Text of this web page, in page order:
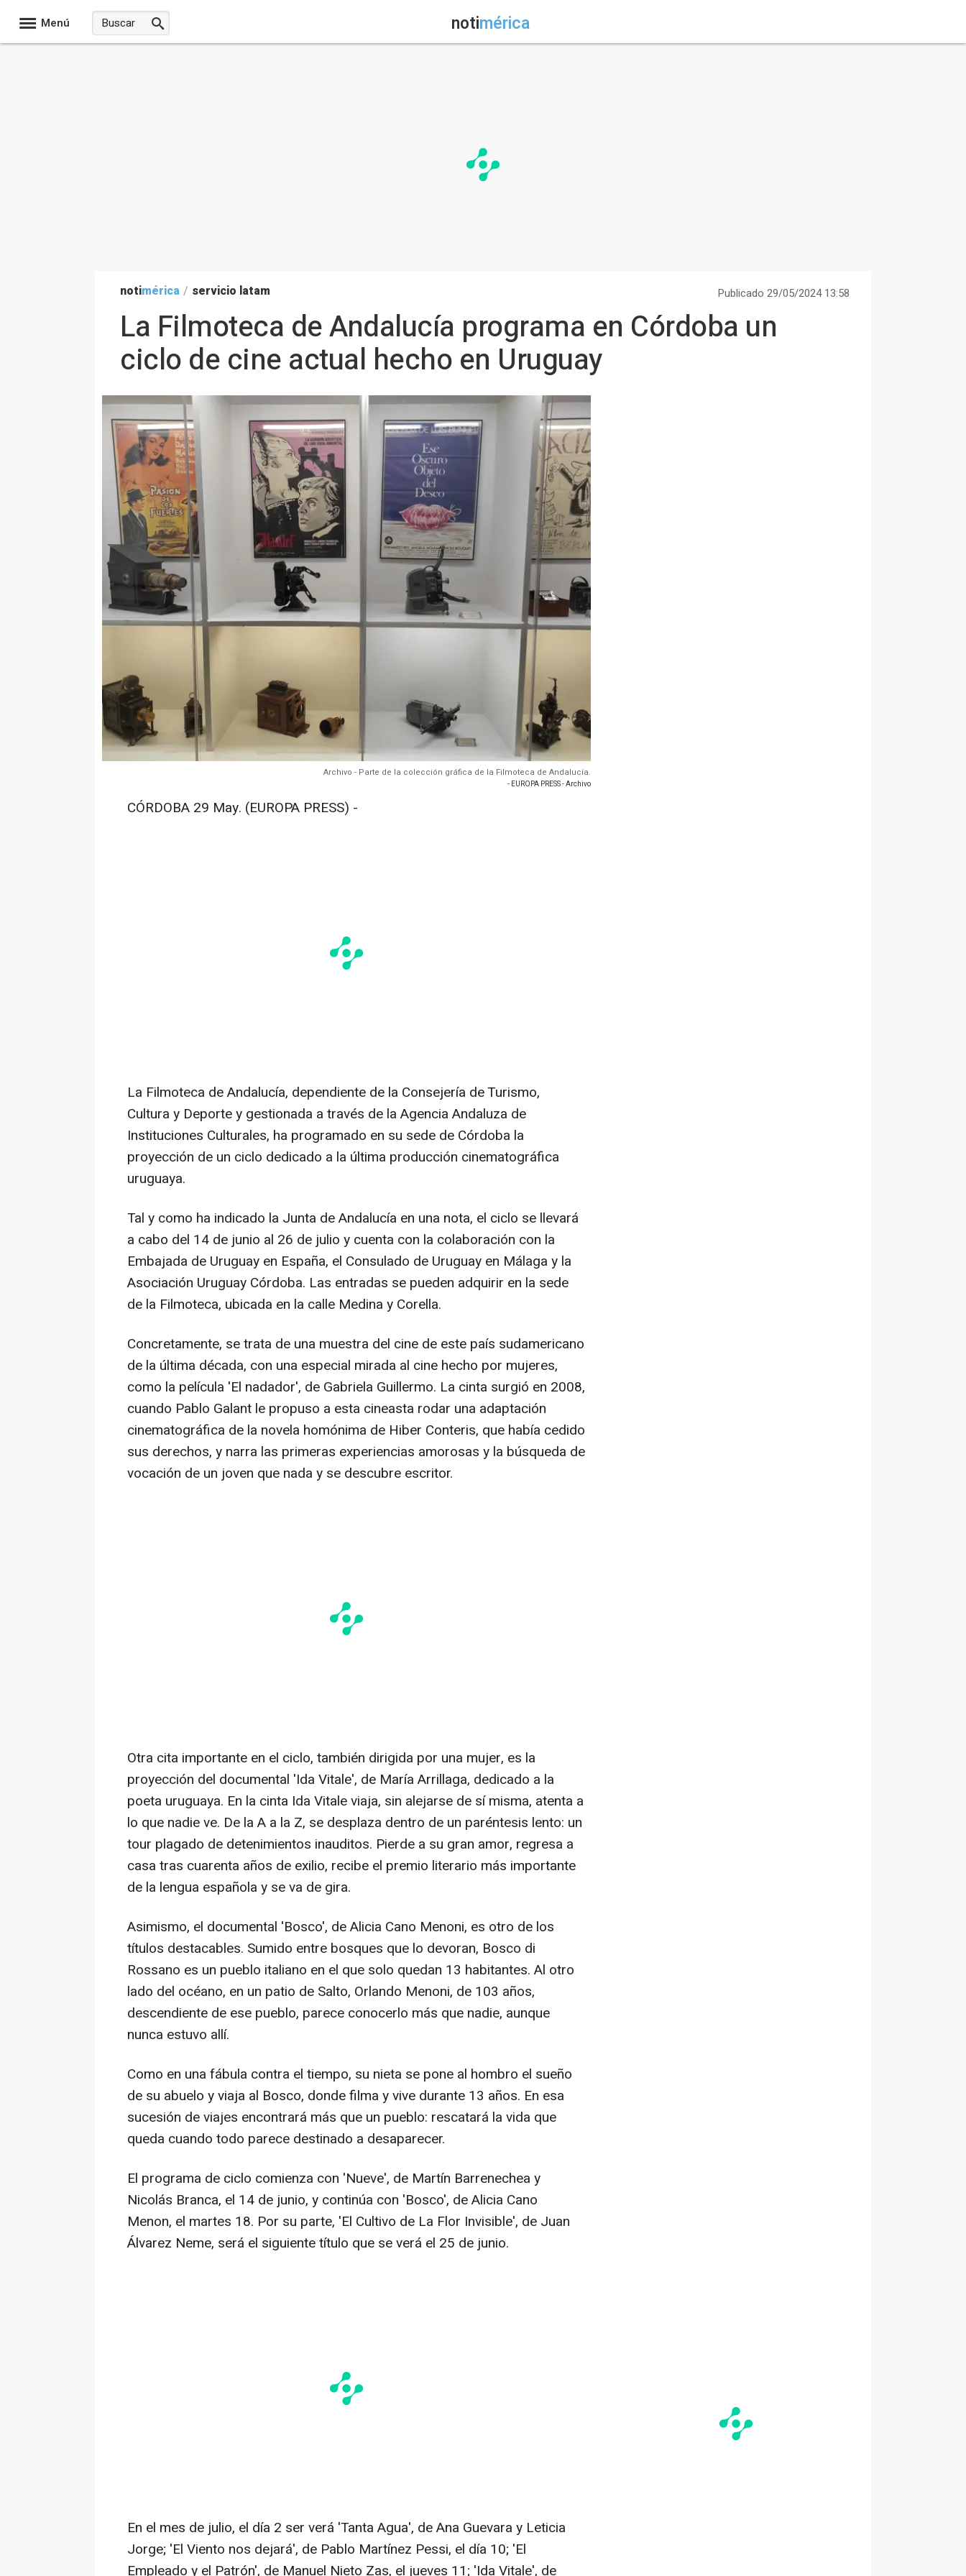
Menú notimérica
notimérica / servicio latam Publicado 29/05/2024 13:58
La Filmoteca de Andalucía programa en Córdoba un
ciclo de cine actual hecho en Uruguay
Archivo - Parte de la colección gráfica de la Filmoteca de Andalucía.
- EUROPA PRESS - Archivo
CÓRDOBA 29 May. (EUROPA PRESS) -
La Filmoteca de Andalucía, dependiente de la Consejería de Turismo,
Cultura y Deporte y gestionada a través de la Agencia Andaluza de
Instituciones Culturales, ha programado en su sede de Córdoba la
proyección de un ciclo dedicado a la última producción cinematográfica
uruguaya.
Tal y como ha indicado la Junta de Andalucía en una nota, el ciclo se llevará
a cabo del 14 de junio al 26 de julio y cuenta con la colaboración con la
Embajada de Uruguay en España, el Consulado de Uruguay en Málaga y la
Asociación Uruguay Córdoba. Las entradas se pueden adquirir en la sede
de la Filmoteca, ubicada en la calle Medina y Corella.
Concretamente, se trata de una muestra del cine de este país sudamericano
de la última década, con una especial mirada al cine hecho por mujeres,
como la película 'El nadador', de Gabriela Guillermo. La cinta surgió en 2008,
cuando Pablo Galant le propuso a esta cineasta rodar una adaptación
cinematográfica de la novela homónima de Hiber Conteris, que había cedido
sus derechos, y narra las primeras experiencias amorosas y la búsqueda de
vocación de un joven que nada y se descubre escritor.
Otra cita importante en el ciclo, también dirigida por una mujer, es la
proyección del documental 'Ida Vitale', de María Arrillaga, dedicado a la
poeta uruguaya. En la cinta Ida Vitale viaja, sin alejarse de sí misma, atenta a
lo que nadie ve. De la A a la Z, se desplaza dentro de un paréntesis lento: un
tour plagado de detenimientos inauditos. Pierde a su gran amor, regresa a
casa tras cuarenta años de exilio, recibe el premio literario más importante
de la lengua española y se va de gira.
Asimismo, el documental 'Bosco', de Alicia Cano Menoni, es otro de los
títulos destacables. Sumido entre bosques que lo devoran, Bosco di
Rossano es un pueblo italiano en el que solo quedan 13 habitantes. Al otro
lado del océano, en un patio de Salto, Orlando Menoni, de 103 años,
descendiente de ese pueblo, parece conocerlo más que nadie, aunque
nunca estuvo allí.
Como en una fábula contra el tiempo, su nieta se pone al hombro el sueño
de su abuelo y viaja al Bosco, donde filma y vive durante 13 años. En esa
sucesión de viajes encontrará más que un pueblo: rescatará la vida que
queda cuando todo parece destinado a desaparecer.
El programa de ciclo comienza con 'Nueve', de Martín Barrenechea y
Nicolás Branca, el 14 de junio, y continúa con 'Bosco', de Alicia Cano
Menon, el martes 18. Por su parte, 'El Cultivo de La Flor Invisible', de Juan
Álvarez Neme, será el siguiente título que se verá el 25 de junio.
En el mes de julio, el día 2 ser verá 'Tanta Agua', de Ana Guevara y Leticia
Jorge; 'El Viento nos dejará', de Pablo Martínez Pessi, el día 10; 'El
Empleado y el Patrón', de Manuel Nieto Zas, el jueves 11; 'Ida Vitale', de